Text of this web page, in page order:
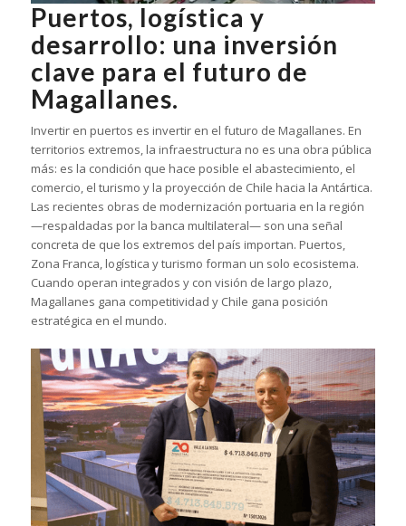
Puertos, logística y
desarrollo: una inversión
clave para el futuro de
Magallanes.
Invertir en puertos es invertir en el futuro de Magallanes. En
territorios extremos, la infraestructura no es una obra pública
más: es la condición que hace posible el abastecimiento, el
comercio, el turismo y la proyección de Chile hacia la Antártica.
Las recientes obras de modernización portuaria en la región
—respaldadas por la banca multilateral— son una señal
concreta de que los extremos del país importan. Puertos,
Zona Franca, logística y turismo forman un solo ecosistema.
Cuando operan integrados y con visión de largo plazo,
Magallanes gana competitividad y Chile gana posición
estratégica en el mundo.